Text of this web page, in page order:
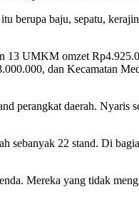
berupa baju, sepatu,
13 UMKM omzet
dan Kecamatan
perangkat daerah. Nyaris
sebanyak 22 stand. Di
Mereka yang tidak